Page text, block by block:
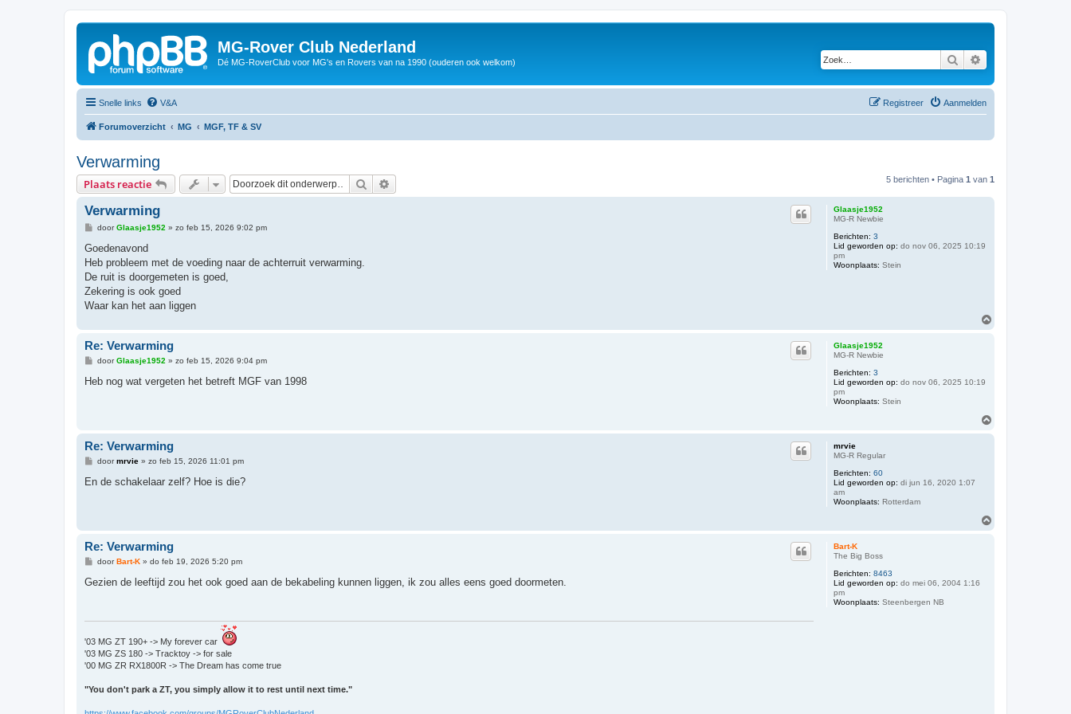
MG-Rover Club Nederland
Dé MG-RoverClub voor MG's en Rovers van na 1990 (ouderen ook welkom) Zoek
Snelle links V&A Aanmelden
Registreer
Forumoverzicht MG MGF, TF & SV
Verwarming
Plaats reactie Zoek 5 berichten • Pagina 1 van 1
Glaasje1952
MG-R Newbie
Berichten: 3
Lid geworden op: do nov 06, 2025 10:19
pm
Woonplaats: Stein
Verwarming
B
r
c
h
doorGlaasje1952 » zo feb 15, 2026 9:02 pm
Goedenavond
Heb probleem met de voeding naar de achterruit verwarming.
De ruit is doorgemeten is goed,
Zekering is ook goed
Waar kan het aan liggen
Glaasje1952
MG-R Newbie
Berichten: 3
Lid geworden op: do nov 06, 2025 10:19
pm
Woonplaats: Stein
Re: Verwarming
B
r
doorGlaasje1952 » zo feb 15, 2026 9:04 pm
Heb nog wat vergeten het betreft MGF van 1998
mrvie
MG-R Regular
Berichten: 60
Lid geworden op: di jun 16, 2020 1:07
am
Woonplaats: Rotterdam
Re: Verwarming
B
r
doormrvie» zo feb 15, 2026 11:01 pm
En de schakelaar zelf? Hoe is die?
Bart-K
The Big Boss
Berichten: 8463
Lid geworden op: do mei 06, 2004 1:16
pm
Woonplaats: Steenbergen NB
Re: Verwarming
B
r
doorBart-K» do feb 19, 2026 5:20 pm
Gezien de leeftijd zou het ook goed aan de bekabeling kunnen liggen, ik zou alles eens goed doormeten.
'03 MG ZT 190+ -> My forever car
'03 MG ZS 180 -> Tracktoy -> for sale
'00 MG ZR RX1800R -> The Dream has come true
"You don't park a ZT, you simply allow it to rest until next time."